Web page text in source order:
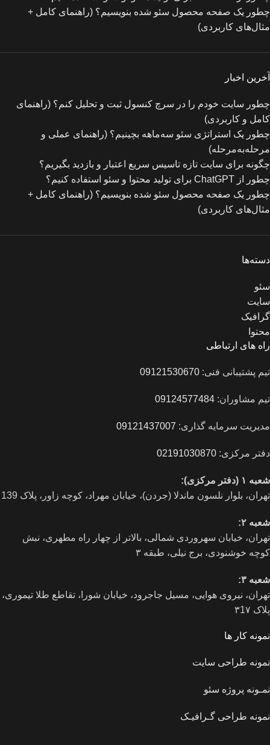
چطور یک صفحه محصول سئو شده بنویسیم؟ (راهنمای کامل +
مثال‌های کاربردی)
آخرین اخبار
چطور سایت خودم را در سرچ کنسول ثبت و تحلیل کنم؟ (راهنمای
کامل و کاربردی)
چطور یک استراتژی سئو سه‌ماهه بچینیم؟ (راهنمای عملی و
مرحله‌به‌مرحله)
چگونه برای سایت تازه‌ تاسیس سریع اعتبار و بازدید بگیریم؟
چطور از ChatGPT برای تولید محتوا و سئو استفاده کنیم؟
چطور یک صفحه محصول سئو شده بنویسیم؟ (راهنمای کامل +
مثال‌های کاربردی)
دسته‌ها
سئو
سایت
گرافیک
محتوا
راه های ارتباطی
تیم پشتیبانی فنی: 09121530670
تیم مشاوران: 09124577484
مدیریت سرمایه گذاری: 09121437007
دفتر مرکزی: 02191030870
شعبه ۱ (دفتر مرکزی):
تهران، بلوار نلسون ماندلا (جردن)، خیابان مهراد، کوچه زاور، پلاک 139
شعبه ۲:
تهران، خيابان سهروردی شمالی، بالاتر از چهار راه مطهری، نبش
کوچه خوشنودی، برج نیلی، طبقه ۳
شعبه ۳:
تهران، نیروی هوایی، مسیل جاجرود، خیابان شورا، تقاطع طلا تیموری،
پلاک ۳1۷
نمونه کار ها
نمونه طراحی سایت
نمـونه پروژه سئو
نمونه طراحی گـرافیـک